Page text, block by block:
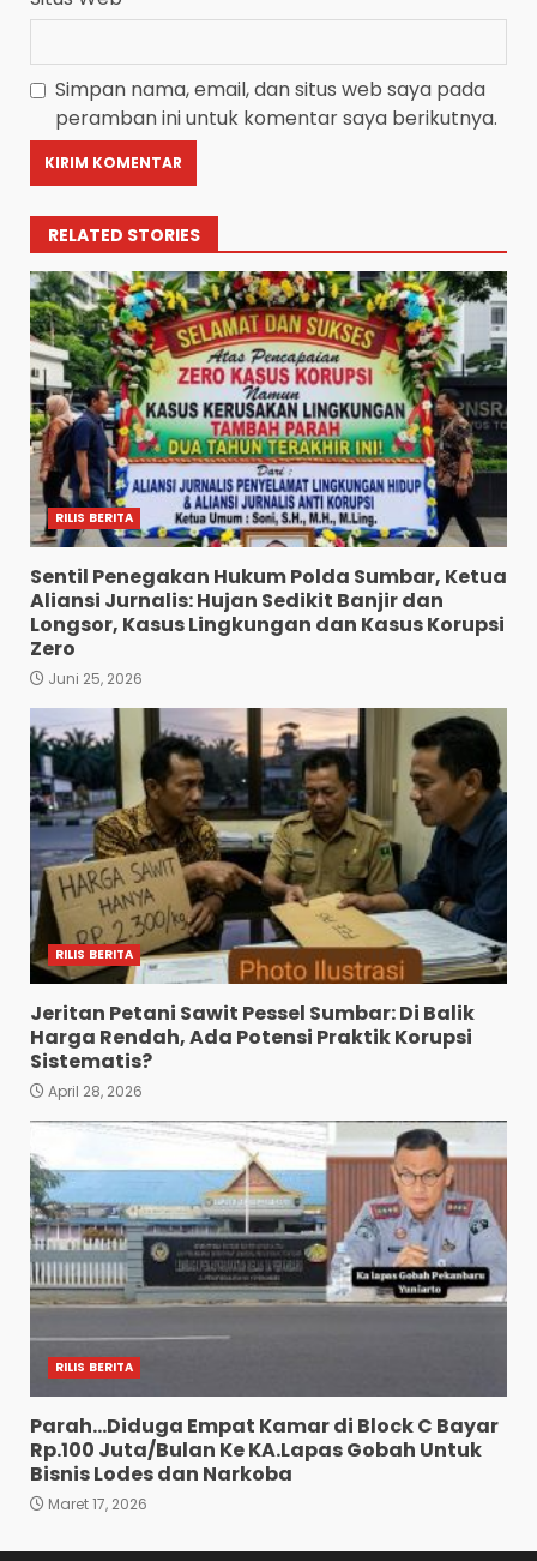
Simpan nama, email, dan situs web saya pada
peramban ini untuk komentar saya berikutnya.
RELATED STORIES
RILIS BERITA
Sentil Penegakan Hukum Polda Sumbar, Ketua
Aliansi Jurnalis: Hujan Sedikit Banjir dan
Longsor, Kasus Lingkungan dan Kasus Korupsi
Zero
Juni 25, 2026
RILIS BERITA
Jeritan Petani Sawit Pessel Sumbar: Di Balik
Harga Rendah, Ada Potensi Praktik Korupsi
Sistematis?
April 28, 2026
RILIS BERITA
Parah…Diduga Empat Kamar di Block C Bayar
Rp.100 Juta/Bulan Ke KA.Lapas Gobah Untuk
Bisnis Lodes dan Narkoba
Maret 17, 2026